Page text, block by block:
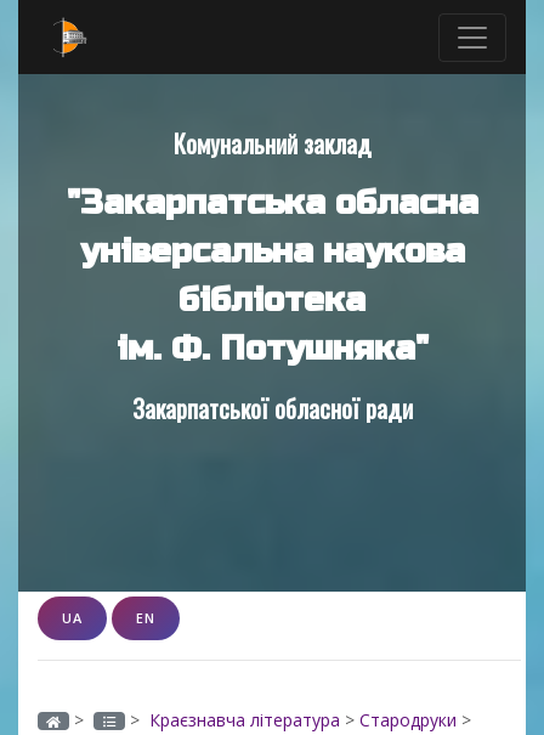
Комунальний заклад
"Закарпатська обласна
універсальна наукова
бібліотека
ім. Ф. Потушняка"
Закарпатської обласної ради
UA EN
> > Краєзнавча література > Стародруки >